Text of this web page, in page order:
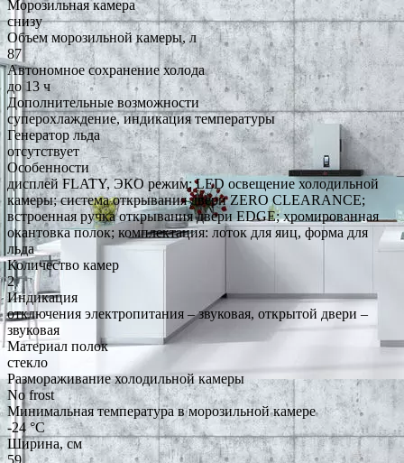
Морозильная камера
снизу
Объем морозильной камеры, л
87
Автономное сохранение холода
до 13 ч
Дополнительные возможности
суперохлаждение, индикация температуры
Генератор льда
отсутствует
Особенности
дисплей FLATY, ЭКО режим; LED освещение холодильной
камеры; cистема открывания двери ZERO CLEARANCE;
встроенная ручка открывания двери EDGE; хромированная
окантовка полок; комплектация: лоток для яиц, форма для
льда
Количество камер
2
Индикация
отключения электропитания – звуковая, открытой двери –
звуковая
Материал полок
стекло
Размораживание холодильной камеры
No frost
Минимальная температура в морозильной камере
-24 °C
Ширина, см
59